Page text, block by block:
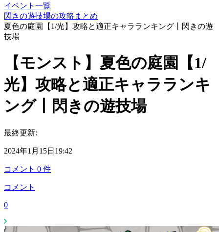
イベント一覧
閃きの遊技場の攻略まとめ
夏色の庭園【1/光】攻略と適正キャラランキング丨閃きの遊
技場
【モンスト】夏色の庭園【1/
光】攻略と適正キャラランキ
ング丨閃きの遊技場
最終更新:
2024年1月15日19:42
コメント 0 件
コメント
0